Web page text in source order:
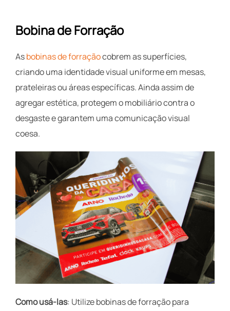
Bobina de Forração
Asbobinas de forraçãocobrem as superfícies,
criando uma identidade visual uniforme em mesas,
prateleiras ou áreas específicas. Ainda assim de
agregar estética, protegem o mobiliário contra o
desgaste e garantem uma comunicação visual
coesa.
Como usá-las: Utilize bobinas de forração para